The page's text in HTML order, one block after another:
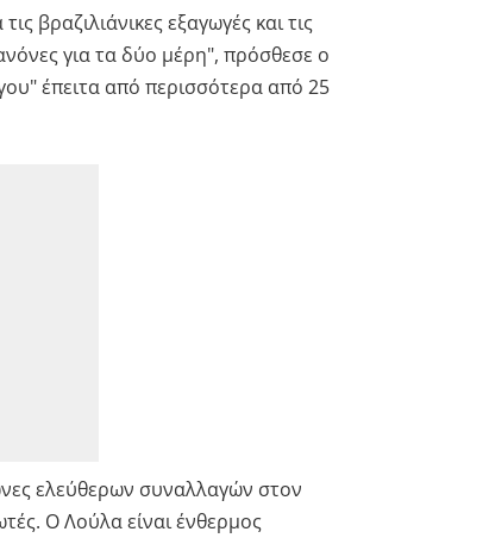
βραζιλιάνικες εξαγωγές και τις
για τα δύο μέρη", πρόσθεσε ο
έπειτα από περισσότερα από 25
ελεύθερων συναλλαγών στον
Ο Λούλα είναι ένθερμος